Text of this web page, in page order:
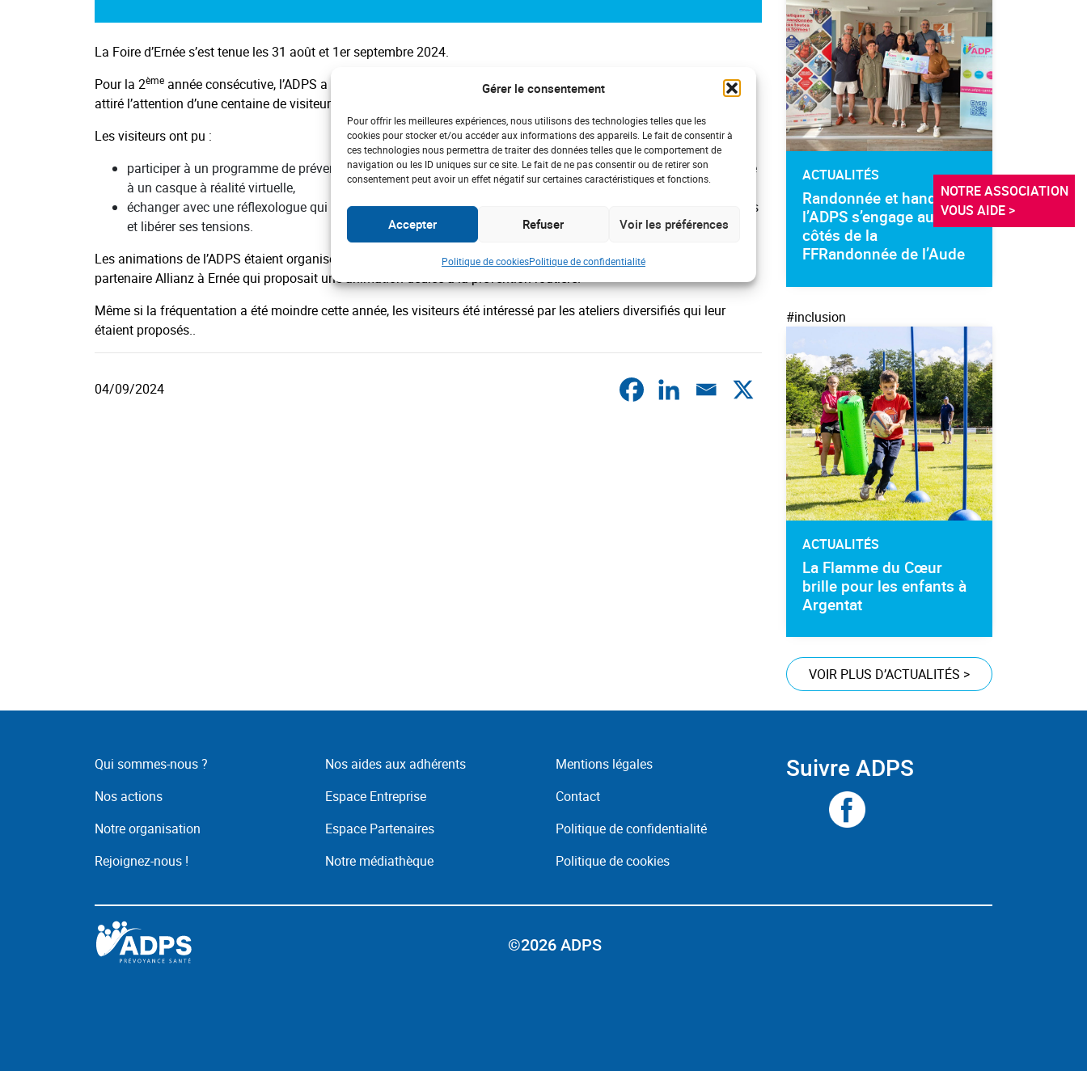
Gérer le consentement
Pour offrir les meilleures expériences, nous utilisons des technologies telles que les
cookies pour stocker et/ou accéder aux informations des appareils. Le fait de consentir à
ces technologies nous permettra de traiter des données telles que le comportement de
navigation ou les ID uniques sur ce site. Le fait de ne pas consentir ou de retirer son
consentement peut avoir un effet négatif sur certaines caractéristiques et fonctions.
Accepter Refuser Voir les préférences
Politique de cookiesPolitique de confidentialité
La Foire d’Ernée s’est tenue les 31 août et 1er septembre 2024.
Pour la 2ème année consécutive, l’ADPS a répondu présente en proposant des ateliers de prévention santé qui ont
attiré l’attention d’une centaine de visiteurs malgré des conditions météorologiques difficiles.
Les visiteurs ont pu :
participer à un programme de prévention dédié à la santé visuelle : teste de vue et simulation de conduite grâce
à un casque à réalité virtuelle,
échanger avec une réflexologue qui a montré des exercices pour gagner en bien-être afin de diminuer son stress
et libérer ses tensions.
Les animations de l’ADPS étaient organisées conjointement avec Pierre Andouard, agent général de l’assureur
partenaire Allianz à Ernée qui proposait une animation dédiée à la prévention routière.
Même si la fréquentation a été moindre cette année, les visiteurs été intéressé par les ateliers diversifiés qui leur
étaient proposés..
04/09/2024
ACTUALITÉS
Randonnée et handicap :
l’ADPS s’engage aux
côtés de la
FFRandonnée de l’Aude
#inclusion
ACTUALITÉS
La Flamme du Cœur
brille pour les enfants à
Argentat
VOIR PLUS D’ACTUALITÉS >
NOTRE ASSOCIATION
VOUS AIDE >
Qui sommes-nous ?
Nos actions
Notre organisation
Rejoignez-nous !
Nos aides aux adhérents
Espace Entreprise
Espace Partenaires
Notre médiathèque
Mentions légales
Contact
Politique de confidentialité
Politique de cookies
Suivre ADPS
©2026 ADPS